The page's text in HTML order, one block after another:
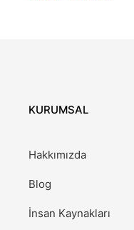
KURUMSAL
Hakkımızda
Blog
İnsan Kaynakları